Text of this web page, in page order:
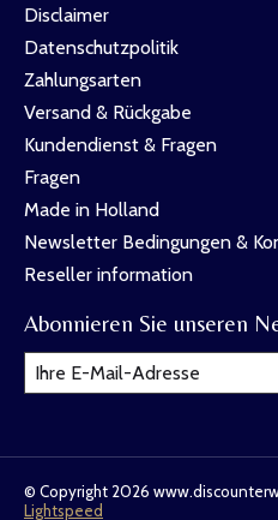
Disclaimer
Datenschutzpolitik
Zahlungsarten
Versand & Rückgabe
Kundendienst & Fragen
Fragen
Made in Holland
Newsletter Bedingungen &
Reseller information
Abonnieren Sie unseren
© Copyright 2026
Lightspeed